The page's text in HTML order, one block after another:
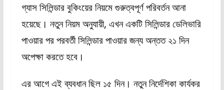
গ্যাস সিলিন্ডার বুকিংয়ের নিয়মে গুরুত্বপূর্ণ পরিবর্তন আনা
হয়েছে। নতুন নিয়ম অনুযায়ী, এখন একটি সিলিন্ডার ডেলিভারি
পাওয়ার পর পরবর্তী সিলিন্ডার পাওয়ার জন্য অন্তত ২১ দিন
অপেক্ষা করতে হবে।
এর আগে এই ব্যবধান ছিল ১৫ দিন। নতুন নির্দেশিকা কার্যকর